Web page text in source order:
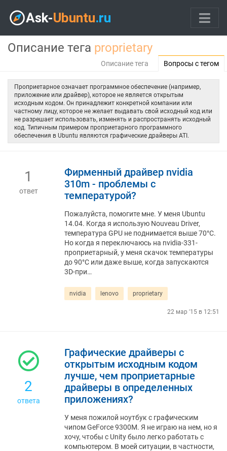
Описание тега proprietary
Описание тега Вопросы с тегом
Проприетарное означает программное обеспечение (например,
приложение или драйвер), которое не является открытым
исходным кодом. Он принадлежит конкретной компании или
частному лицу, которое не желает выдавать свой исходный код или
не разрешает использовать, изменять и распространять исходный
код. Типичным примером проприетарного программного
обеспечения в Ubuntu являются графические драйверы ATI.
1
ответ
Фирменный драйвер nvidia
310m - проблемы с
температурой?
Пожалуйста, помогите мне. У меня Ubuntu
14.04. Когда я использую Nouveau Driver,
температура GPU не поднимается выше 70°C.
Но когда я переключаюсь на nvidia-331-
проприетарный, у меня скачок температуры
до 90°C или даже выше, когда запускаются
3D-при…
nvidia lenovo proprietary
22 мар '15 в 12:51
2
ответа
Графические драйверы с
открытым исходным кодом
лучше, чем проприетарные
драйверы в определенных
приложениях?
У меня пожилой ноутбук с графическим
чипом GeForce 9300M. Я не играю на нем, но я
хочу, чтобы с Unity было легко работать с
компьютером. В моей ситуации, в частности,